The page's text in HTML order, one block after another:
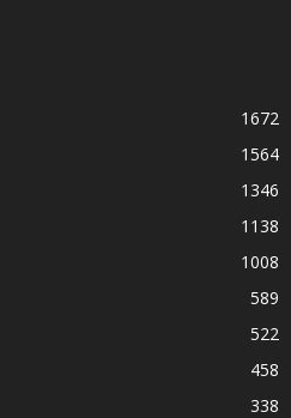
1672
1564
1346
1138
1008
589
522
458
338